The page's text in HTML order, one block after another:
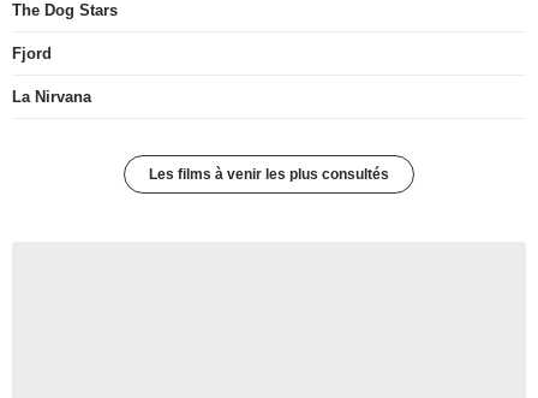
The Dog Stars
Fjord
La Nirvana
Les films à venir les plus consultés